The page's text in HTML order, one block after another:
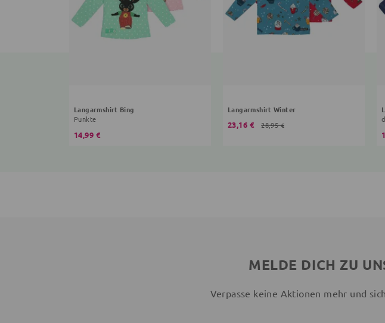
Langarmshirt Bing
Punkte
14,99 €
Langarmshirt Winter
23,16 € 28,95 €
MELDE DICH ZU
Verpasse keine Aktionen mehr und